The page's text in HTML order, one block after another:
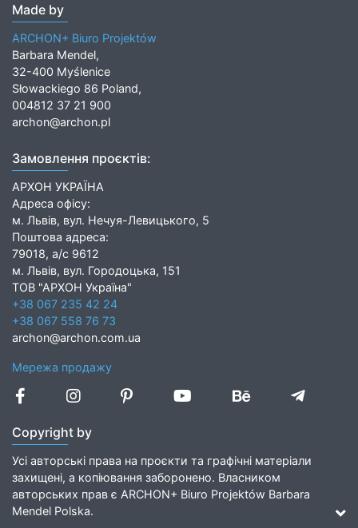
Made by
ARCHON+ Biuro Projektów
Barbara Mendel,
32-400 Myślenice
Słowackiego 86 Poland,
004812 37 21 900
archon@archon.pl
Замовлення проєктів:
АРХОН УКРАЇНА
Адреса офісу:
м. Львів, вул. Нечуя-Левицького, 5
Поштова адреса:
79018, а/с 9612
м. Львів, вул. Городоцька, 151
ТОВ "АРХОН Україна"
+38 067 235 42 24
+38 067 558 76 73
archon@archon.com.ua
Мережа продажу
Copyright by
Усі авторські права на проєкти та графічні матеріали
захищені, а копіювання заборонено. Власником
авторських прав є ARCHON+ Biuro Projektów Barbara
Mendel Polska.